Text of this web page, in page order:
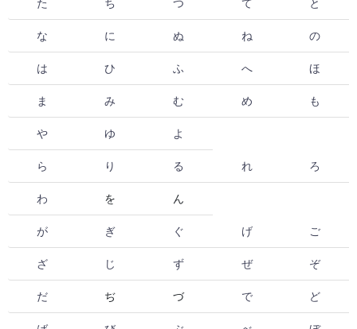
な に ぬ ね の
は ひ ふ へ ほ
ま み む め も
や ゆ よ
ら り る れ ろ
わ を ん
が ぎ ぐ げ ご
ざ じ ず ぜ ぞ
だ ぢ づ で ど